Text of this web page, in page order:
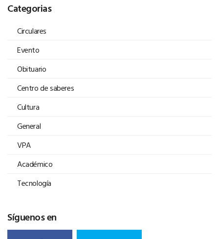
Categorias
Circulares
Evento
Obituario
Centro de saberes
Cultura
General
VPA
Académico
Tecnología
Síguenos en